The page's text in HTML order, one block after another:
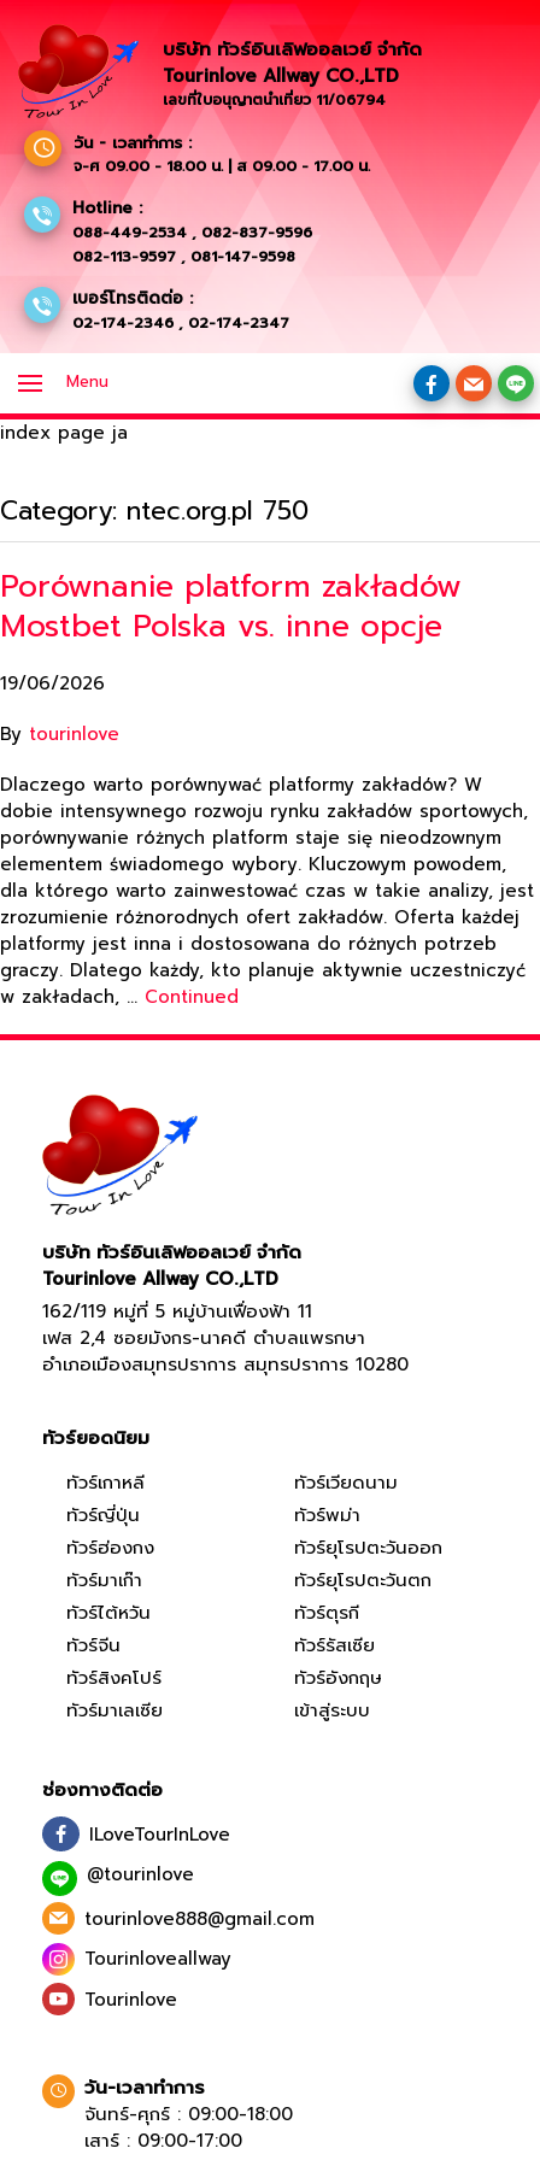
บริษัท ทัวร์อินเลิฟออลเวย์ จำกัด
Tourinlove Allway CO.,LTD
เลขที่ใบอนุญาตนำเที่ยว 11/06794
วัน - เวลาทำการ :
จ-ศ 09.00 - 18.00 น. | ส 09.00 - 17.00 น.
Hotline :
088-449-2534 , 082-837-9596
082-113-9597 , 081-147-9598
เบอร์โทรติดต่อ :
02-174-2346 , 02-174-2347
Menu
index page ja
Category: ntec.org.pl 750
Porównanie platform zakładów
Mostbet Polska vs. inne opcje
19/06/2026
By tourinlove
Dlaczego warto porównywać platformy zakładów? W
dobie intensywnego rozwoju rynku zakładów sportowych,
porównywanie różnych platform staje się nieodzownym
elementem świadomego wybory. Kluczowym powodem,
dla którego warto zainwestować czas w takie analizy, jest
zrozumienie różnorodnych ofert zakładów. Oferta każdej
platformy jest inna i dostosowana do różnych potrzeb
graczy. Dlatego każdy, kto planuje aktywnie uczestniczyć
w zakładach, … Continued
บริษัท ทัวร์อินเลิฟออลเวย์ จำกัด
Tourinlove Allway CO.,LTD
162/119 หมู่ที่ 5 หมู่บ้านเฟื่องฟ้า 11
เฟส 2,4 ซอยมังกร-นาคดี ตำบลแพรกษา
อำเภอเมืองสมุทรปราการ สมุทรปราการ 10280
ทัวร์ยอดนิยม
ทัวร์เกาหลี
ทัวร์ญี่ปุ่น
ทัวร์ฮ่องกง
ทัวร์มาเก๊า
ทัวร์ไต้หวัน
ทัวร์จีน
ทัวร์สิงคโปร์
ทัวร์มาเลเซีย
ทัวร์เวียดนาม
ทัวร์พม่า
ทัวร์ยุโรปตะวันออก
ทัวร์ยุโรปตะวันตก
ทัวร์ตุรกี
ทัวร์รัสเซีย
ทัวร์อังกฤษ
เข้าสู่ระบบ
ช่องทางติดต่อ
ILoveTourInLove
@tourinlove
tourinlove888@gmail.com
Tourinloveallway
Tourinlove
วัน-เวลาทำการ
จันทร์-ศุกร์ : 09:00-18:00
เสาร์ : 09:00-17:00